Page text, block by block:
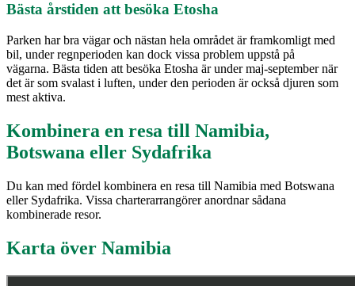
Bästa årstiden att besöka Etosha
Parken har bra vägar och nästan hela området är framkomligt med
bil, under regnperioden kan dock vissa problem uppstå på
vägarna. Bästa tiden att besöka Etosha är under maj-september när
det är som svalast i luften, under den perioden är också djuren som
mest aktiva.
Kombinera en resa till Namibia,
Botswana eller Sydafrika
Du kan med fördel kombinera en resa till Namibia med Botswana
eller Sydafrika. Vissa charterarrangörer anordnar sådana
kombinerade resor.
Karta över Namibia